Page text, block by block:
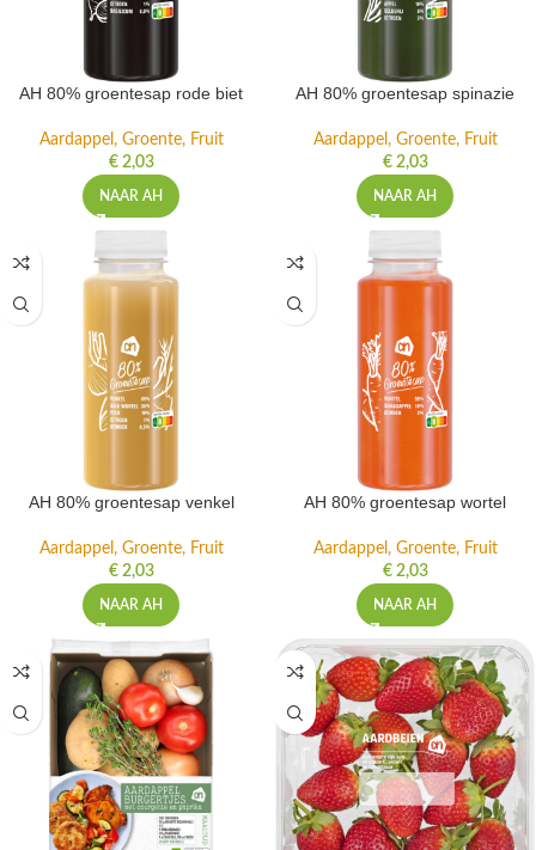
AH 80% groentesap rode biet
Aardappel, Groente, Fruit
€2,03
NAAR AH
AH 80% groentesap spinazie
Aardappel, Groente, Fruit
€2,03
NAAR AH
AH 80% groentesap venkel
Aardappel, Groente, Fruit
€2,03
NAAR AH
AH 80% groentesap wortel
Aardappel, Groente, Fruit
€2,03
NAAR AH